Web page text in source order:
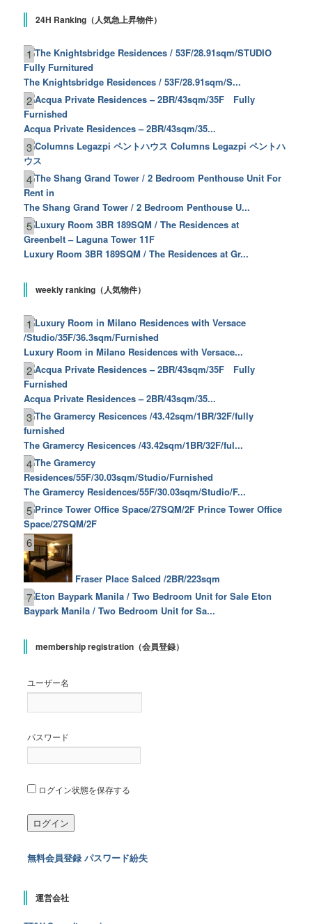
24H Ranking（人気急上昇物件）
1
The Knightsbridge Residences / 53F/28.91sqm/S...
2
Acqua Private Residences – 2BR/43sqm/35...
3
Columns Legazpi ペントハ
ウス
4
The Shang Grand Tower / 2 Bedroom Penthouse U...
5
Luxury Room 3BR 189SQM / The Residences at Gr...
weekly ranking（人気物件）
1
Luxury Room in Milano Residences with Versace...
2
Acqua Private Residences – 2BR/43sqm/35...
3
The Gramercy Resicences /43.42sqm/1BR/32F/ful...
4
The Gramercy Residences/55F/30.03sqm/Studio/F...
5
Prince Tower Office
Space/27SQM/2F
6
Fraser Place Salced /2BR/223sqm
7
Eton
Baypark Manila / Two Bedroom Unit for Sa...
membership registration（会員登録）
ユーザー名
パスワード
ログイン状態を保存する
無料会員登録 パスワード紛失
運営会社